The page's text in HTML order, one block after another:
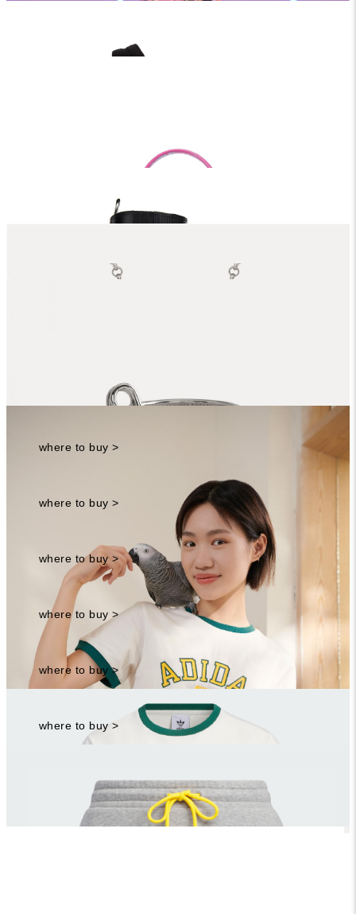
粉色星球短裙、Belt 系列流蘇腰帶、GRAZIELLA系列土星環項鍊、
KOL的必備單品，疊搭長版的立體土星項鍊豐富穿搭！還
麼能沒有？此外，一年四季，不管白天夜晚都要帶在臉周
遭的墨鏡，除了增添整體造型感，不要問，這就是時尚！
粉色星球短裙、Belt 系列流蘇腰帶、GRAZIELLA系列土星環項鍊、
覺集中在短裙中間，酷帥的風格照樣散發辣妹氛圍！
where to buy >
粉色星球短裙
where to buy >
BELLE手提包
where to buy >
Tres vivier 皮革方釦長靴
優惠價：81,200
where to buy >
Vivienne Westwood
立體土星項鍊
優惠價：12,600
where to buy >
Vivienne Westwood
VERNON 系列戒指
優惠價：8,000
where to buy >
隱藏彩蛋 鸚兒2選1：